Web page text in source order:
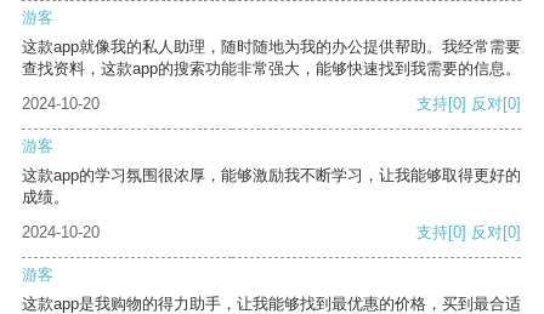
游客
这款app就像我的私人助理，随时随地为我的办公提供帮助。我经常需要
查找资料，这款app的搜索功能非常强大，能够快速找到我需要的信息。
2024-10-20
支持[0] 反对[0]
游客
这款app的学习氛围很浓厚，能够激励我不断学习，让我能够取得更好的
成绩。
2024-10-20
支持[0] 反对[0]
游客
这款app是我购物的得力助手，让我能够找到最优惠的价格，买到最合适